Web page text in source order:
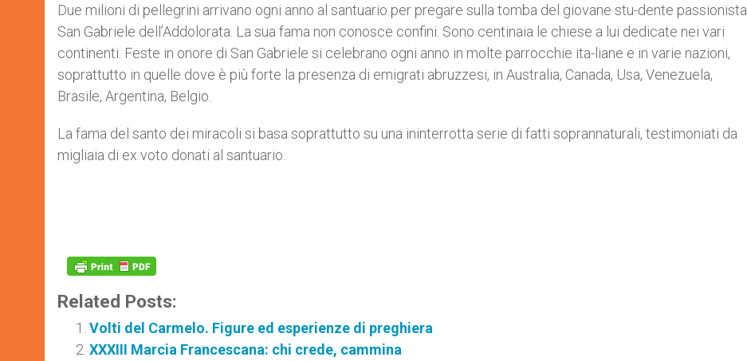
Due milioni di pellegrini arrivano ogni anno al santuario per pregare sulla tomba del giovane stu-dente passionista
San Gabriele dell’Addolorata. La sua fama non conosce confini. Sono centinaia le chiese a lui dedicate nei vari
continenti. Feste in onore di San Gabriele si celebrano ogni anno in molte parrocchie ita-liane e in varie nazioni,
soprattutto in quelle dove è più forte la presenza di emigrati abruzzesi, in Australia, Canada, Usa, Venezuela,
Brasile, Argentina, Belgio.
La fama del santo dei miracoli si basa soprattutto su una ininterrotta serie di fatti soprannaturali, testimoniati da
migliaia di ex voto donati al santuario.
Related Posts:
Volti del Carmelo. Figure ed esperienze di preghiera
XXXIII Marcia Francescana: chi crede, cammina